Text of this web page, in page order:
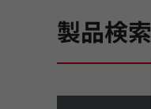
製品検索